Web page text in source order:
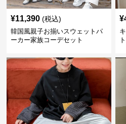
¥11,390 (税込)
韓国風親子お揃いスウェットパ
ーカー家族コーデセット
¥